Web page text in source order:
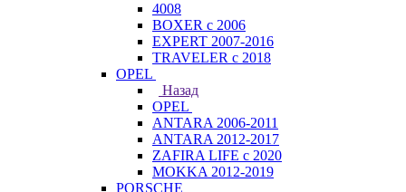
4008
BOXER с 2006
EXPERT 2007-2016
TRAVELER с 2018
OPEL
Назад
OPEL
ANTARA 2006-2011
ANTARA 2012-2017
ZAFIRA LIFE с 2020
MOKKA 2012-2019
PORSCHE